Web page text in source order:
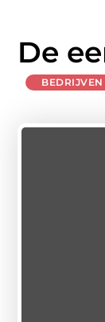
De
BEDRIJVEN